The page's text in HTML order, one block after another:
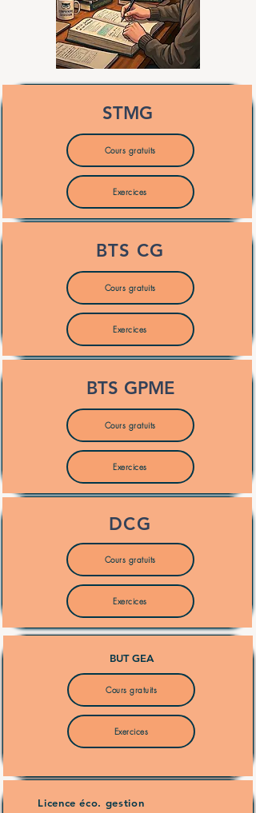
STMG
Cours gratuits
Exercices
BTS CG
Cours gratuits
Exercices
BTS GPME
Cours gratuits
Exercices
DCG
Cours gratuits
Exercices
BUT GEA
Cours gratuits
Exercices
Licence éco. gestion